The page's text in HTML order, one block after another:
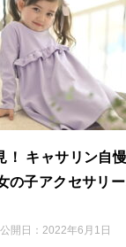
！ キャサリン自
の子アクセサリ
公開日： 2022年6月1日